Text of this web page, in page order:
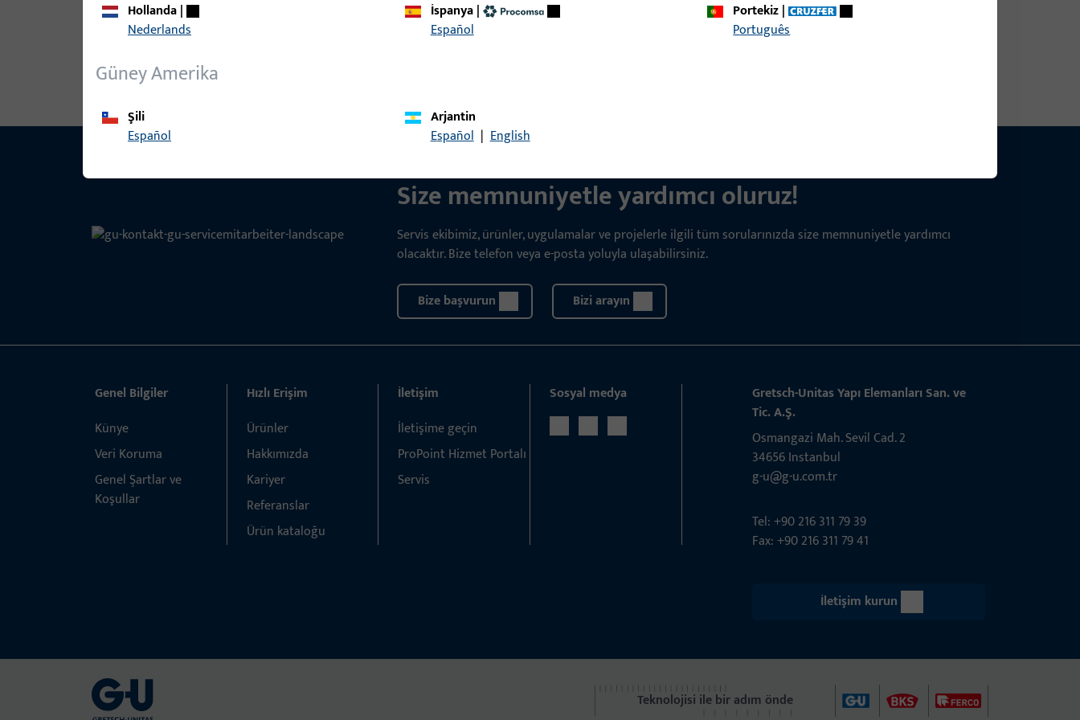
Size memnuniyetle yardımcı oluruz!
Servis ekibimiz, ürünler, uygulamalar ve projelerle ilgili tüm sorularınızda size memnuniyetle yardımcı
olacaktır. Bize telefon veya e-posta yoluyla ulaşabilirsiniz.
Bize başvurun Bizi arayın
Hollanda|
Nederlands
İspanya|
Español
Portekiz|
Português
Güney Amerika
Şili
Español
Arjantin
Español | English
Genel Bilgiler
Künye
Veri Koruma
Genel Şartlar ve
Koşullar
Hızlı Erişim
Ürünler
Hakkımızda
Kariyer
Referanslar
Ürün kataloğu
İletişim
İletişime geçin
ProPoint Hizmet Portalı
Servis
Sosyal medya
Gret­sch­-Unitas Yapı Elem­­anları San. ve
Tic. A.Ş.
Osmangazi Mah. Sevil Cad. 2
34656 Instanbul
g-u@g-u.com.tr
Tel: +90 216 311 79 39
Fax: +90 216 311 79 41
İletişim kurun
Teknolojisi ile bir adım önde